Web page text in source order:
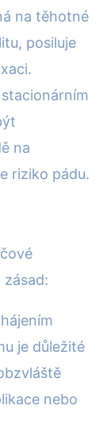
na těhotné
posiluje
na
riziko pádu.
je důležité
nebo